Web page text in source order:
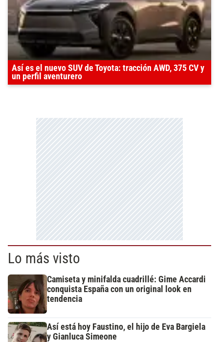
Así es el nuevo SUV de Toyota: tracción AWD, 375 CV y
un perfil aventurero
Lo más visto
Camiseta y minifalda cuadrillé: Gime Accardi
conquista España con un original look en
tendencia
Así está hoy Faustino, el hijo de Eva Bargiela
y Gianluca Simeone